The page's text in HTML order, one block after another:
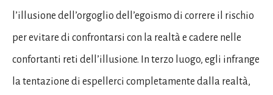
l’illusione dell’orgoglio dell’egoismo di correre il rischio
per evitare di confrontarsi con la realtà e cadere nelle
confortanti reti dell’illusione. In terzo luogo, egli infrange
la tentazione di espellerci completamente dalla realtà,